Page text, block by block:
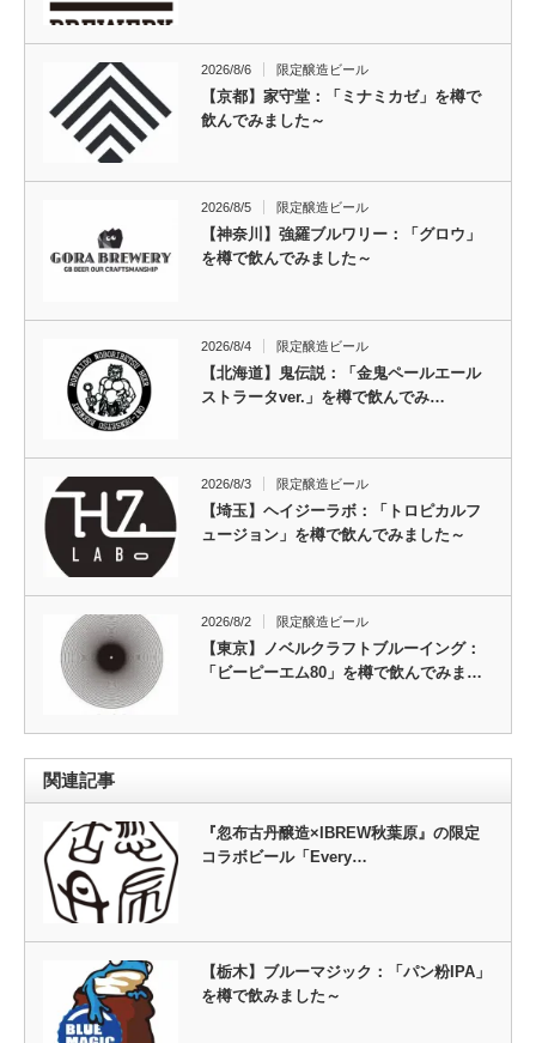
2026/8/6 限定醸造ビール
【京都】家守堂：「ミナミカゼ」を樽で
飲んでみました～
2026/8/5 限定醸造ビール
【神奈川】強羅ブルワリー：「グロウ」
を樽で飲んでみました～
2026/8/4 限定醸造ビール
【北海道】鬼伝説：「金鬼ペールエール
ストラータver.」を樽で飲んでみ…
2026/8/3 限定醸造ビール
【埼玉】ヘイジーラボ：「トロピカルフ
ュージョン」を樽で飲んでみました～
2026/8/2 限定醸造ビール
【東京】ノベルクラフトブルーイング：
「ビーピーエム80」を樽で飲んでみま…
関連記事
『忽布古丹醸造×IBREW秋葉原』の限定
コラボビール「Every…
【栃木】ブルーマジック：「パン粉IPA」
を樽で飲みました～